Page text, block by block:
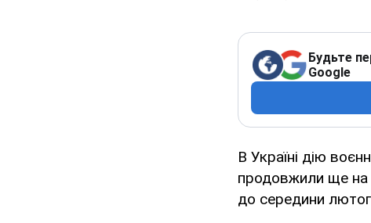
Будьте
Google
В Україні дію
продовжили ще на
до середини